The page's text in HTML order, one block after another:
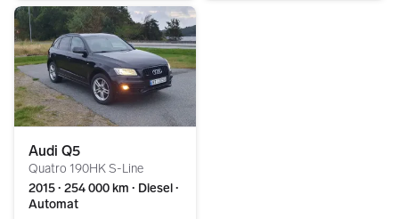
Audi Q5
Quatro 190HK S-Line
2015 ∙ 254 000 km ∙ Diesel ∙
Automat